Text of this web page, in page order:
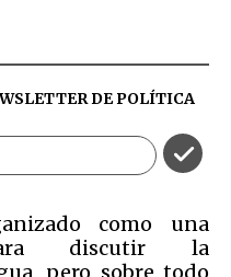
DEPOLÍTICA
como una
discutir la
pero sobre todo